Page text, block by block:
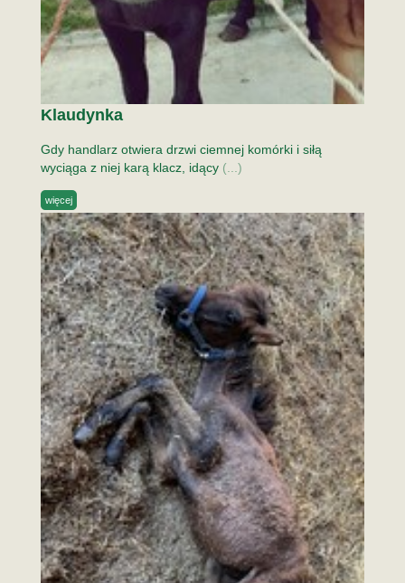
Klaudynka
Gdy handlarz otwiera drzwi ciemnej komórki i siłą
wyciąga z niej karą klacz, idący (...)
więcej